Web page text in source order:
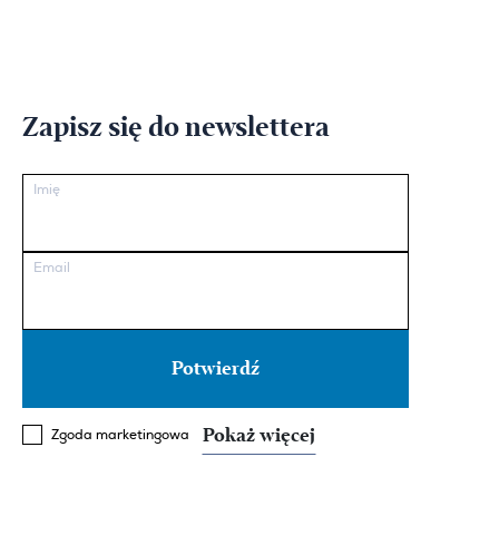
Zapisz się do newslettera
Imię
Email
Zgoda marketingowa Pokaż więcej